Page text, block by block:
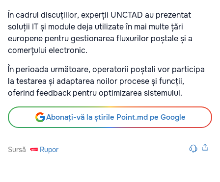
În cadrul discuțiilor, experții UNCTAD au prezentat
soluții IT și module deja utilizate în mai multe țări
europene pentru gestionarea fluxurilor poștale și a
comerțului electronic.
În perioada următoare, operatorii poștali vor participa
la testarea și adaptarea noilor procese și funcții,
oferind feedback pentru optimizarea sistemului.
Abonați-vă la știrile Point.md pe Google
Sursă Rupor